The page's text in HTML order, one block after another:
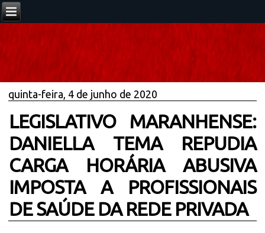
quinta-feira, 4 de junho de 2020
LEGISLATIVO MARANHENSE:
DANIELLA TEMA REPUDIA
CARGA HORÁRIA ABUSIVA
IMPOSTA A PROFISSIONAIS
DE SAÚDE DA REDE PRIVADA